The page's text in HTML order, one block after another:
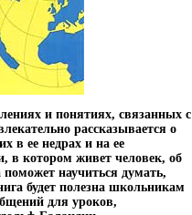
и понятиях, связанных с
рассказывается о
в ее недрах и на ее
в котором живет человек, об
поможет научиться думать,
будет полезна школьникам
для уроков,